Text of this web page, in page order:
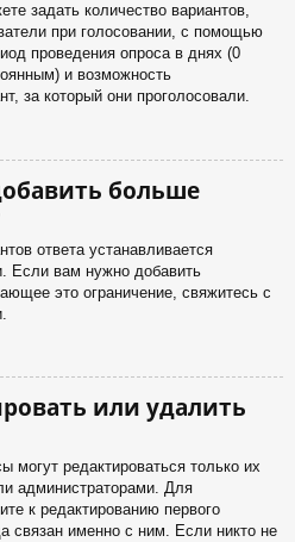
задать количество вариантов,
при голосовании, с помощью
проведения опроса в днях (0
и возможность
за который они проголосовали.
больше
ответа устанавливается
Если вам нужно добавить
это ограничение, свяжитесь с
или удалить
могут редактироваться только их
администраторами. Для
к редактированию первого
связан именно с ним. Если никто не